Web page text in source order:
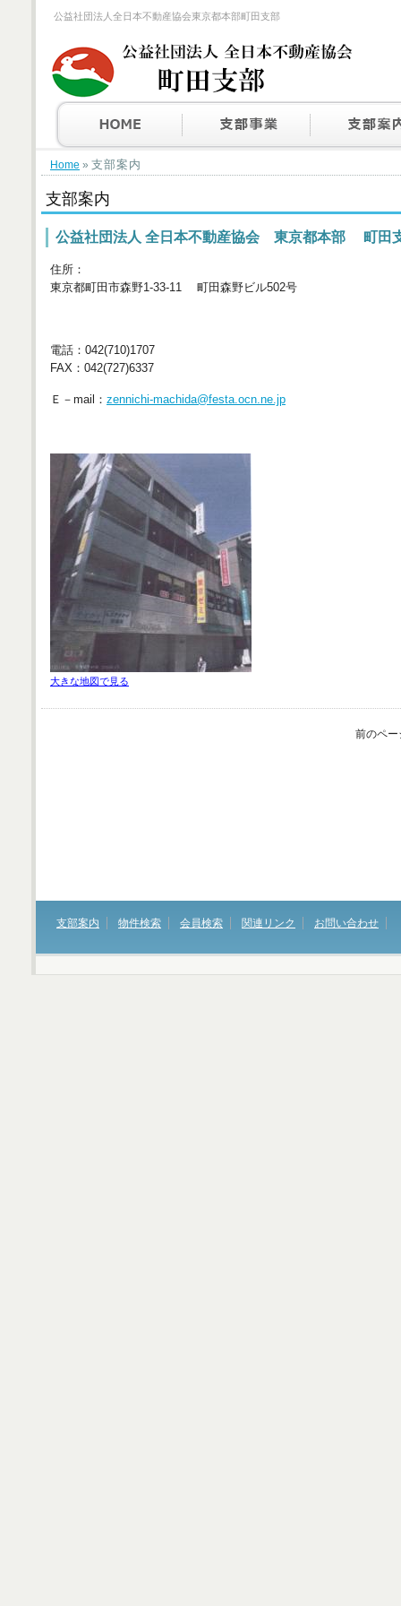
公益社団法人全日本不動産協会東京都本部町田支部
Home » 支部案内
支部案内
公益社団法人 全日本不動産協会 東京都本部 町田
住所：
東京都町田市森野1‐33‐11 町田森野ビル502号
電話：042(710)1707
FAX：042(727)6337
Ｅ－mail： zennichi-machida@festa.ocn.ne.jp
大きな地図で見る
前のペー
支部案内 物件検索 会員検索 関連リンク お問い合わせ